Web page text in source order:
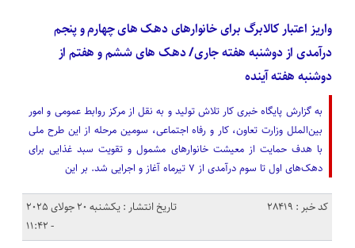
واریز اعتبار کالابرگ برای خانوارهای دهک های چهارم و پنجم
درآمدی از دوشنبه هفته جاری/ دهک های ششم و هفتم از
دوشنبه هفته آینده
به گزارش پایگاه خبری کار تلاش تولید و به نقل از مرکز روابط عمومی و امور
بین‌الملل وزارت تعاون، کار و رفاه اجتماعی، سومین مرحله از این طرح ملی
با هدف حمایت از معیشت خانوار‌های مشمول و تقویت سبد غذایی برای
دهک‌های اول تا سوم درآمدی از ۷ تیرماه آغاز و اجرایی شد. بر این
کد خبر : 28419
تاریخ انتشار : یکشنبه 20 جولای 2025
- 11:42